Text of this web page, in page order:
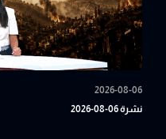
2026-08-06
نشرة 06-08-2026